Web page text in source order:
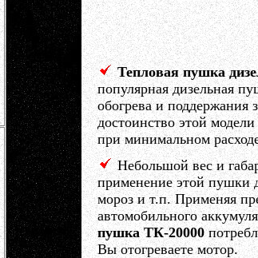
Тепловая пушка
популярная дизельная
обогрева и поддержания
достоинство этой
при минимальном
Небольшой вес и
применение этой пушки
мороз и т.п. Применяя
автомобильного
пушка ТК-20000
Вы отогреваете мотор.